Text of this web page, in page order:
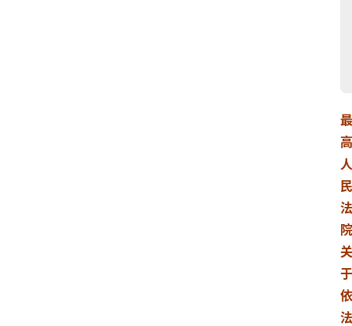
最
高
人
民
法
院
关
于
依
法